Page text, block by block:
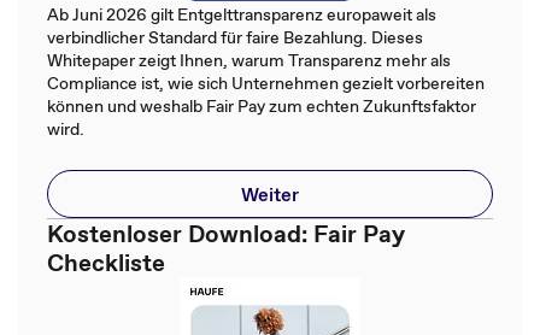
Ab Juni 2026 gilt Entgelttransparenz europaweit als
verbindlicher Standard für faire Bezahlung. Dieses
Whitepaper zeigt Ihnen, warum Transparenz mehr als
Compliance ist, wie sich Unternehmen gezielt vorbereiten
können und weshalb Fair Pay zum echten Zukunftsfaktor
wird.
Weiter
Kostenloser Download: Fair Pay
Checkliste